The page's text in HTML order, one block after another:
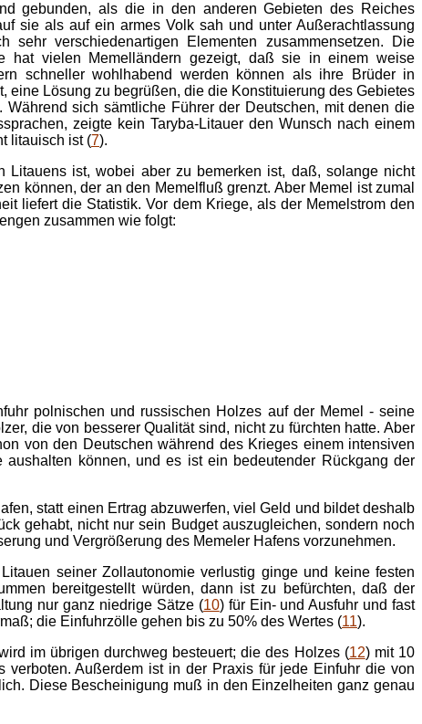
gebunden, als die in den anderen Gebieten des Reiches
sie als auf ein armes Volk sah und unter Außerachtlassung
verschiedenartigen Elementen zusammensetzen. Die
hat vielen Memelländern gezeigt, daß sie in einem weise
schneller wohlhabend werden können als ihre Brüder in
Lösung zu begrüßen, die die Konstituierung des Gebietes
sich sämtliche Führer der Deutschen, mit denen die
zeigte kein Taryba-Litauer den Wunsch nach einem
litauisch ist (7).
ist, wobei aber zu bemerken ist, daß, solange nicht
können, der an den Memelfluß grenzt. Aber Memel ist zumal
liefert die Statistik. Vor dem Kriege, als der Memelstrom den
zusammen wie folgt:
polnischen und russischen Holzes auf der Memel - seine
die von besserer Qualität sind, nicht zu fürchten hatte. Aber
von den Deutschen während des Krieges einem intensiven
können, und es ist ein bedeutender Rückgang der
statt einen Ertrag abzuwerfen, viel Geld und bildet deshalb
gehabt, nicht nur sein Budget aus­zugleichen, sondern noch
und Vergrößerung des Memeler Hafens vorzunehmen.
seiner Zollautonomie verlustig ginge und keine festen
bereitgestellt würden, dann ist zu befürchten, daß der
nur ganz niedrige Sätze (10) für Ein- und Ausfuhr und fast
die Einfuhr­zölle gehen bis zu 50% des Wertes (11).
im übrigen durchweg besteuert; die des Holzes (12) mit 10
Außerdem ist in der Praxis für jede Einfuhr die von
Diese Bescheinigung muß in den Einzelheiten ganz genau